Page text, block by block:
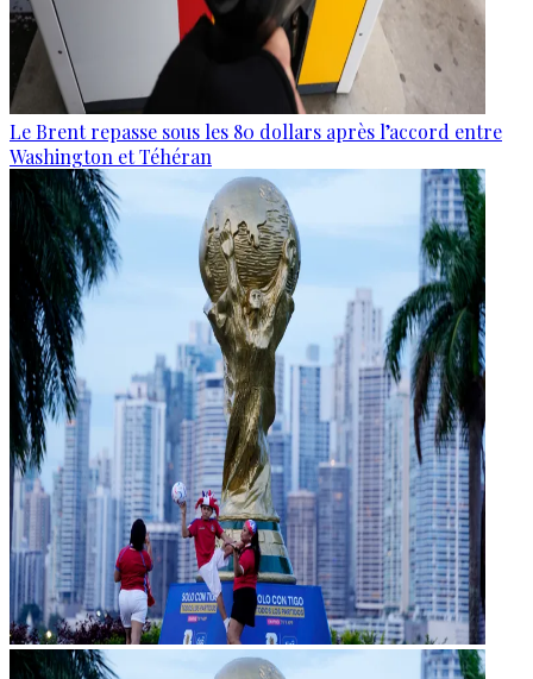
Le Brent repasse sous les 80 dollars après l’accord entre
Washington et Téhéran